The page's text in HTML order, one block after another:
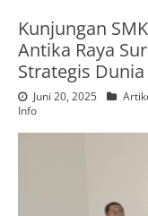
Kunjungan
Antika Raya
Strategis
Juni 20, 2025
Info